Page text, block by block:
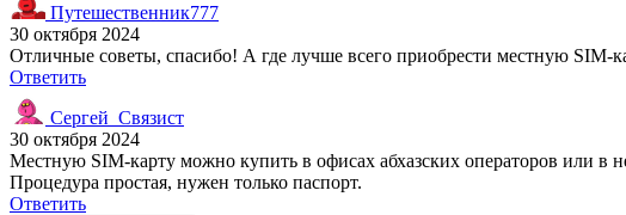
Путешественник777
30 октября 2024
Отличные советы, спасибо! А где лучше всего приобрести местную SIM-
Ответить
Сергей_Связист
30 октября 2024
Местную SIM-карту можно купить в офисах абхазских операторов или в
Процедура простая, нужен только паспорт.
Ответить